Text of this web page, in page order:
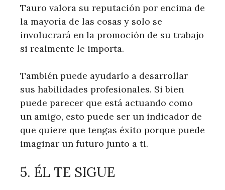
Tauro valora su reputación por encima de
la mayoría de las cosas y solo se
involucrará en la promoción de su trabajo
si realmente le importa.
También puede ayudarlo a desarrollar
sus habilidades profesionales. Si bien
puede parecer que está actuando como
un amigo, esto puede ser un indicador de
que quiere que tengas éxito porque puede
imaginar un futuro junto a ti.
5. ÉL TE SIGUE